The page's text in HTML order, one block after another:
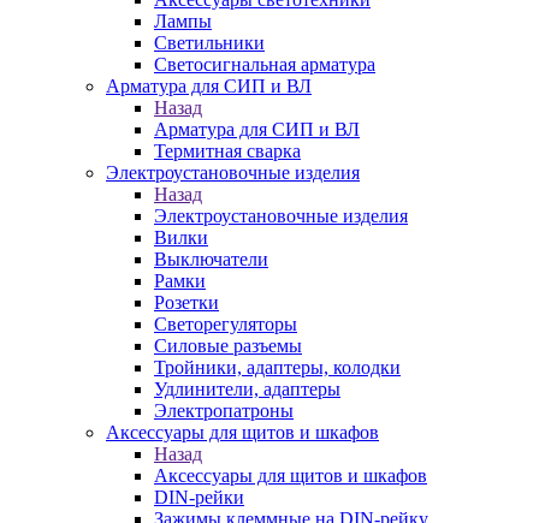
Лампы
Светильники
Светосигнальная арматура
Арматура для СИП и ВЛ
Назад
Арматура для СИП и ВЛ
Термитная сварка
Электроустановочные изделия
Назад
Электроустановочные изделия
Вилки
Выключатели
Рамки
Розетки
Светорегуляторы
Силовые разъемы
Тройники, адаптеры, колодки
Удлинители, адаптеры
Электропатроны
Аксессуары для щитов и шкафов
Назад
Аксессуары для щитов и шкафов
DIN-рейки
Зажимы клеммные на DIN-рейку